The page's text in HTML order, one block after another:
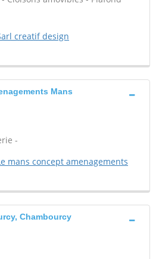
creatif design
Mans
-
mans concept amenagements
Chambourcy